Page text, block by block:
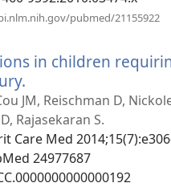
pubmed/21155922
in children
nyt
vindue)
JM, Reischman D,
Rajasekaran S.
Care Med
24977687